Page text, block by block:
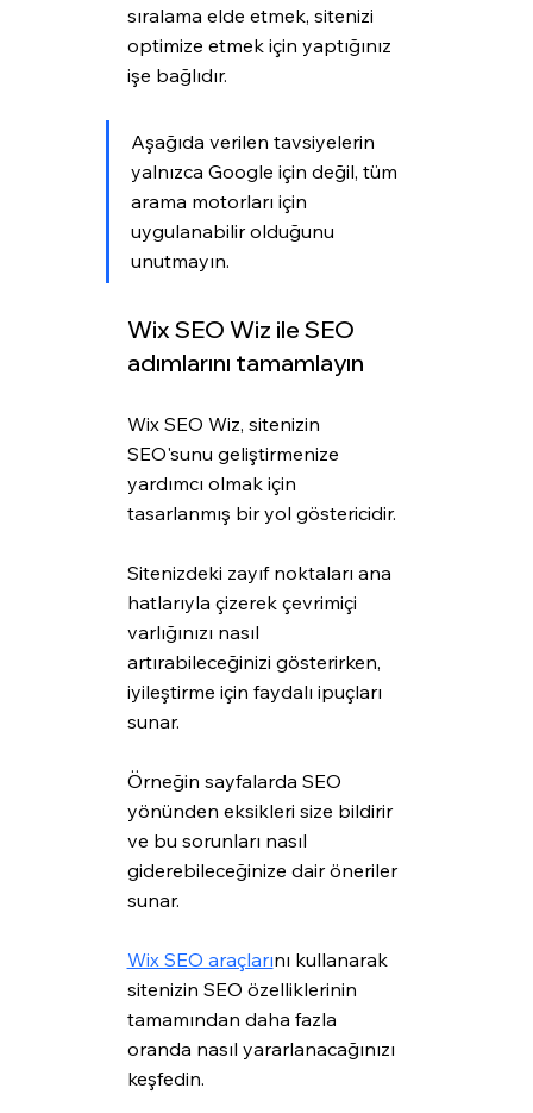
sıralama elde etmek, sitenizi
optimize etmek için yaptığınız
işe bağlıdır.
Aşağıda verilen tavsiyelerin
yalnızca Google için değil, tüm
arama motorları için
uygulanabilir olduğunu
unutmayın.
Wix SEO Wiz ile SEO
adımlarını tamamlayın
Wix SEO Wiz, sitenizin
SEO'sunu geliştirmenize
yardımcı olmak için
tasarlanmış bir yol göstericidir.
Sitenizdeki zayıf noktaları ana
hatlarıyla çizerek çevrimiçi
varlığınızı nasıl
artırabileceğinizi gösterirken,
iyileştirme için faydalı ipuçları
sunar.
Örneğin sayfalarda SEO
yönünden eksikleri size bildirir
ve bu sorunları nasıl
giderebileceğinize dair öneriler
sunar.
Wix SEO araçlarını kullanarak
sitenizin SEO özelliklerinin
tamamından daha fazla
oranda nasıl yararlanacağınızı
keşfedin.